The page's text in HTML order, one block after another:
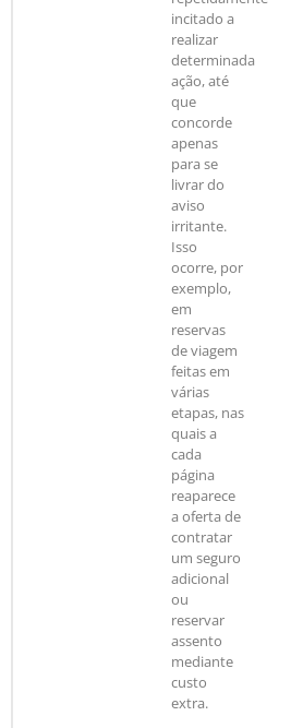
incitado a
realizar
determinada
ação, até
que
concorde
apenas
para se
livrar do
aviso
irritante.
Isso
ocorre, por
exemplo,
em
reservas
de viagem
feitas em
várias
etapas, nas
quais a
cada
página
reaparece
a oferta de
contratar
um seguro
adicional
ou
reservar
assento
mediante
custo
extra.